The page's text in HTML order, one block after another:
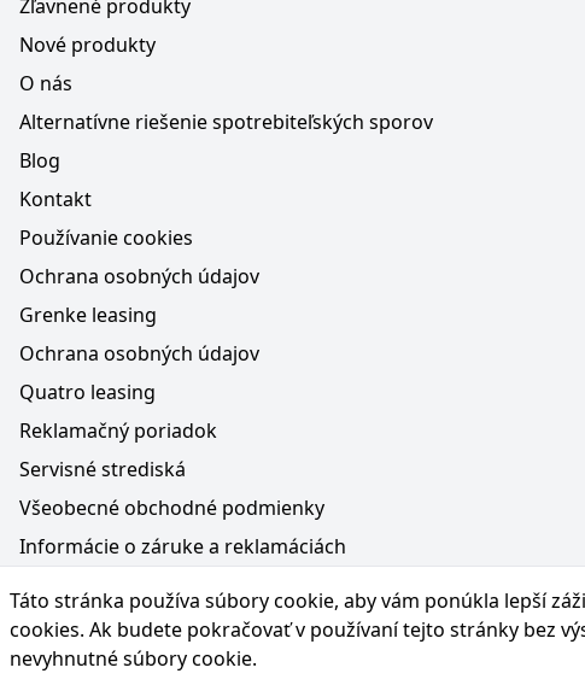
Táto stránka používa súbory cookie, aby vám ponúkla lepší
cookies. Ak budete pokračovať v používaní tejto stránky bez
nevyhnutné súbory cookie.
Zľavnené produkty
Nové produkty
O nás
Alternatívne riešenie spotrebiteľských sporov
Blog
Kontakt
Používanie cookies
Ochrana osobných údajov
Grenke leasing
Ochrana osobných údajov
Quatro leasing
Reklamačný poriadok
Servisné strediská
Všeobecné obchodné podmienky
Informácie o záruke a reklamáciách
Poučenie o práve na odstúpenie od zmluvy